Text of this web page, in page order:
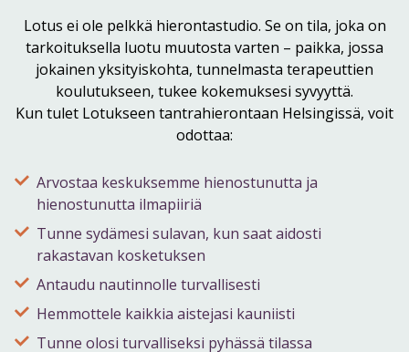
Lotus ei ole pelkkä hierontastudio. Se on tila, joka on
tarkoituksella luotu muutosta varten – paikka, jossa
jokainen yksityiskohta, tunnelmasta terapeuttien
koulutukseen, tukee kokemuksesi syvyyttä.
Kun tulet Lotukseen tantrahierontaan Helsingissä, voit
odottaa:
Arvostaa keskuksemme hienostunutta ja
hienostunutta ilmapiiriä
Tunne sydämesi sulavan, kun saat aidosti
rakastavan kosketuksen
Antaudu nautinnolle turvallisesti
Hemmottele kaikkia aistejasi kauniisti
Tunne olosi turvalliseksi pyhässä tilassa